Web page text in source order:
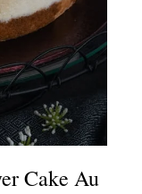
Cake Au